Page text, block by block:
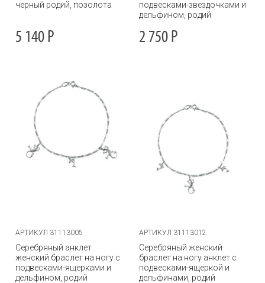
черный родий, позолота
5 140 Р
подвесками-звездочками и
дельфином, родий
2 750 Р
АРТИКУЛ 31113005
Серебряный анклет
женский браслет на ногу с
подвесками-ящерками и
дельфином, родий
АРТИКУЛ 31113012
Серебряный женский
браслет на ногу анклет с
подвесками-ящеркой и
дельфинами, родий